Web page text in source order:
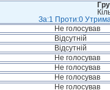
За:1 Проти:0
Не голосував
Відсутній
Відсутній
Не голосував
Не голосував
Не голосував
Не голосував